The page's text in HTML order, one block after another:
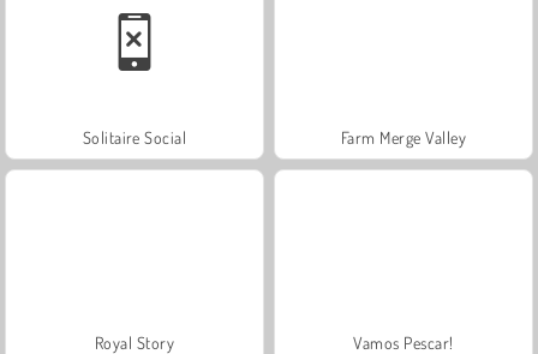
Solitaire Social Farm Merge Valley
Royal Story Vamos Pescar!